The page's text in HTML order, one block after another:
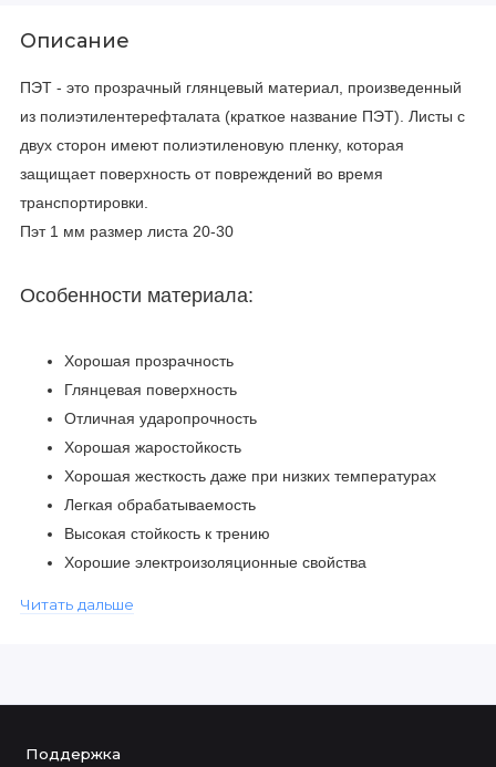
Описание
ПЭТ - это прозрачный глянцевый материал, произведенный
из полиэтилентерефталата (краткое название ПЭТ). Листы с
двух сторон имеют полиэтиленовую пленку, которая
защищает поверхность от повреждений во время
транспортировки.
Пэт 1 мм размер листа 20-30
Особенности материала:
Хорошая прозрачность
Глянцевая поверхность
Отличная ударопрочность
Хорошая жаростойкость
Хорошая жесткость даже при низких температурах
Легкая обрабатываемость
Высокая стойкость к трению
Хорошие электроизоляционные свойства
Подходит для термоформовки
солям, спиртам, эфирам, маслам, жирам,
Читать дальше
Поддержка